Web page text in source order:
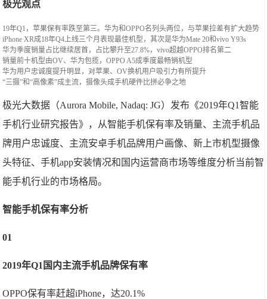
极光观点
19年Q1，苹果保有率跌至第三。华为和OPPO名列头两位，与苹果拉差有扩大趋势
iPhone XR成18年Q4上线三个月表现最佳机型，其次是华为Mate 20和vivo Y93s
华为季度销量占比继续居首，占比攀升至27.8%，vivo超越OPPO排名第二
销量前十机型由OV、华为包揽，OPPO A5成季度最畅销机型
华为用户忠诚度提升明显，对苹果、OV换机用户吸引力有所提升
“三摄”和“高像素”成主流，摄像头成手机硬件比拼必争之地
极光大数据（Aurora Mobile, Nadaq: JG）发布《2019年Q1智能
手机行业研究报告》，从智能手机保有率及销量、主流手机品
牌用户忠诚度、主流安卓手机品牌用户画像、新上市机型摄像
头特征、手机app安装情况和国内运营商市场等维度分析当前智
能手机行业的市场格局。
智能手机保有率分析
01
2019年Q1国内主流手机品牌保有率
OPPO保有率赶超iPhone，达20.1%